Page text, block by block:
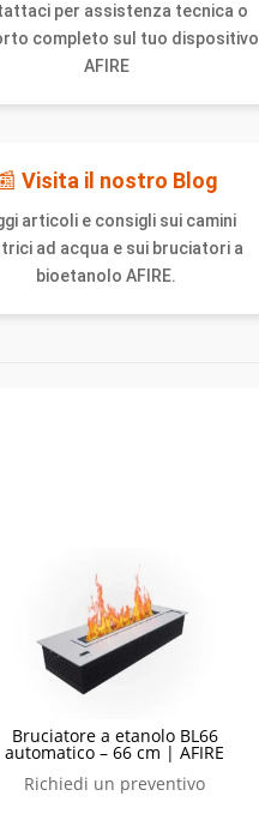
per assistenza tecnica o
completo sul tuo dispositivo
AFIRE
Visita il nostro Blog
articoli e consigli sui camini
ad acqua e sui bruciatori a
bioetanolo AFIRE.
Bruciatore a etanolo BL66
automatico – 66 cm | AFIRE
Richiedi un preventivo